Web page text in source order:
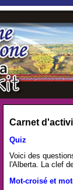
Carnet
Quiz
Voici des
l'Alberta. La clef
Mot-croisé et